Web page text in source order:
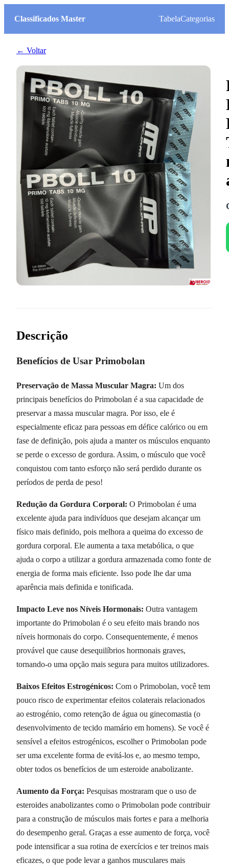
Classificados Master TabelaCategorias
← Voltar
Descrição
Benefícios de Usar Primobolan
Preservação de Massa Muscular Magra: Um dos
principais benefícios do Primobolan é a sua capacidade de
preservar a massa muscular magra. Por isso, ele é
especialmente eficaz para pessoas em défice calórico ou em
fase de definição, pois ajuda a manter os músculos enquanto
se perde o excesso de gordura. Assim, o músculo que você
conquistou com tanto esforço não será perdido durante os
períodos de perda de peso!
Redução da Gordura Corporal: O Primobolan é uma
excelente ajuda para indivíduos que desejam alcançar um
físico mais definido, pois melhora a queima do excesso de
gordura corporal. Ele aumenta a taxa metabólica, o que
ajuda o corpo a utilizar a gordura armazenada como fonte de
energia de forma mais eficiente. Isso pode lhe dar uma
aparência mais definida e tonificada.
Impacto Leve nos Níveis Hormonais: Outra vantagem
importante do Primobolan é o seu efeito mais brando nos
níveis hormonais do corpo. Consequentemente, é menos
provável que cause desequilíbrios hormonais graves,
tornando-o uma opção mais segura para muitos utilizadores.
Baixos Efeitos Estrogénicos: Com o Primobolan, você tem
pouco risco de experimentar efeitos colaterais relacionados
ao estrogénio, como retenção de água ou ginecomastia (o
desenvolvimento de tecido mamário em homens). Se você é
sensível a efeitos estrogénicos, escolher o Primobolan pode
ser uma excelente forma de evitá-los e, ao mesmo tempo,
obter todos os benefícios de um esteroide anabolizante.
Aumento da Força: Pesquisas mostraram que o uso de
esteroides anabolizantes como o Primobolan pode contribuir
para a construção de músculos mais fortes e para a melhoria
do desempenho geral. Graças a esse aumento de força, você
pode intensificar a sua rotina de exercícios e ter treinos mais
eficazes, o que pode levar a ganhos musculares mais